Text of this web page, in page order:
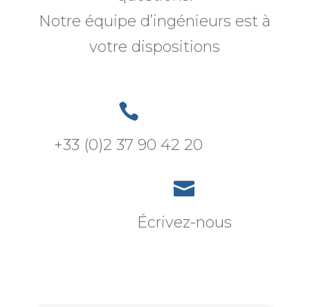
Notre équipe d’ingénieurs est à
votre dispositions

+33 (0)2 37 90 42 20

Écrivez-nous